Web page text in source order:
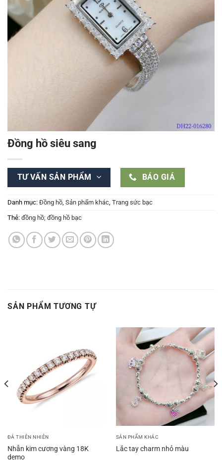
Đồng hồ siêu sang
TƯ VẤN SẢN PHẨM BÁO GIÁ
Danh mục: Đồng hồ, Sản phẩm khác, Trang sức bạc
Thẻ: đồng hồ; đồng hồ bạc
SẢN PHẨM TƯƠNG TỰ
ĐÁ THIÊN NHIÊN
Nhẫn kim cương vàng 18K
demo
SẢN PHẨM KHÁC
Lắc tay charm nhỏ màu